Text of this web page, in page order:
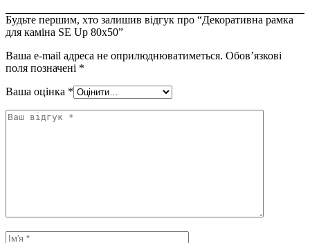
Будьте першим, хто залишив відгук про “Декоративна рамка
для каміна SE Up 80х50”
Ваша e-mail адреса не оприлюднюватиметься. Обов’язкові
поля позначені *
Ваша оцінка *